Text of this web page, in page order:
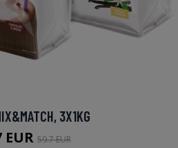
3X1KG
EUR 59.7 EUR